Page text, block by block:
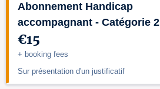
Abonnement Handicap
accompagnant - Catégorie 2
€15
+ booking fees
Sur présentation d'un justificatif